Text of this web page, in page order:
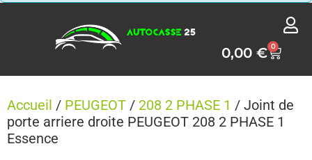
0,00€ 0
Accueil / PEUGEOT / 208 2 PHASE 1 / Joint de
porte arriere droite PEUGEOT 208 2 PHASE 1
Essence